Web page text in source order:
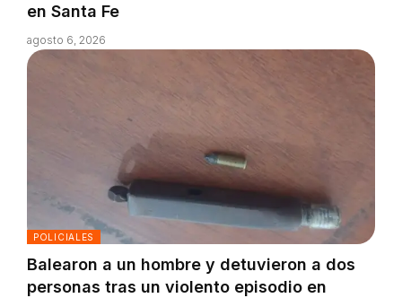
en Santa Fe
agosto 6, 2026
POLICIALES
Balearon a un hombre y detuvieron a dos
personas tras un violento episodio en